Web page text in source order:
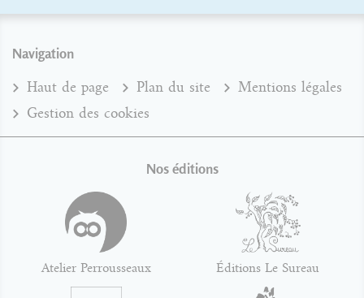
Navigation
Haut de page Plan du site
Mentions légales
Gestion des cookies
Nos éditions
Atelier Perrousseaux Éditions Le Sureau